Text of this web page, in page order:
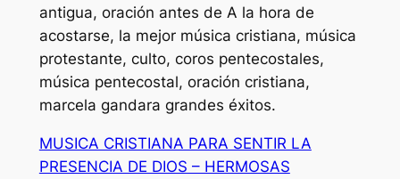
antigua, oración antes de A la hora de
acostarse, la mejor música cristiana, música
protestante, culto, coros pentecostales,
música pentecostal, oración cristiana,
marcela gandara grandes éxitos.
MUSICA CRISTIANA PARA SENTIR LA
PRESENCIA DE DIOS – HERMOSAS